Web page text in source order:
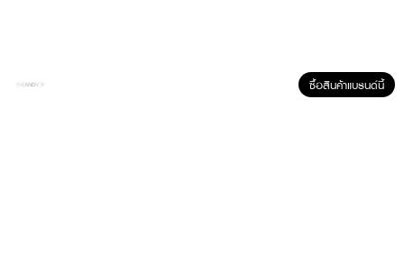
ผลลัพธ์ที่ได้ :
ซื้อสินค้าแบรนด์นี้